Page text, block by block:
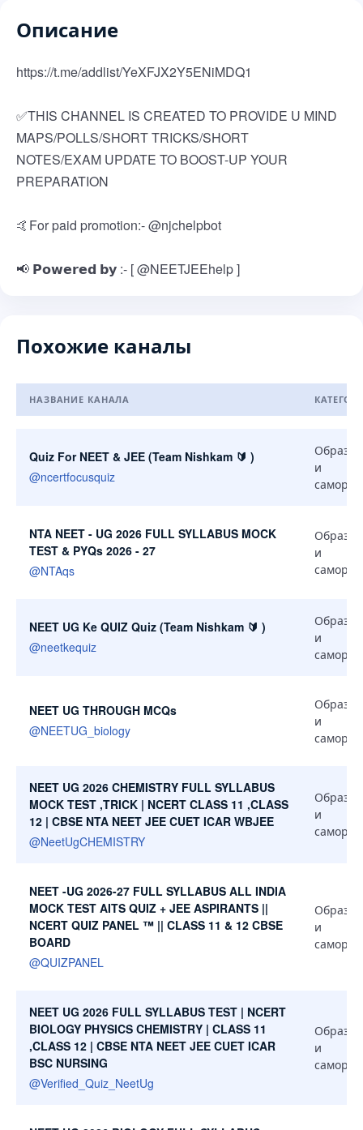
Описание
https://t.me/addlist/YeXFJX2Y5ENiMDQ1
✅THIS CHANNEL IS CREATED TO PROVIDE U MIND
MAPS/POLLS/SHORT TRICKS/SHORT
NOTES/EXAM UPDATE TO BOOST-UP YOUR
PREPARATION
🤙For paid promotion:- @njchelpbot
📢 𝗣𝗼𝘄𝗲𝗿𝗲𝗱 𝗯𝘆 :- [ @NEETJEEhelp ]
Похожие каналы
НАЗВАНИЕ КАНАЛА
Quiz For NEET & JEE (Team Nishkam 🔰 )
@ncertfocusquiz
и
NTA NEET - UG 2026 FULL SYLLABUS MOCK
TEST & PYQs 2026 - 27
@NTAqs
и
NEET UG Ke QUIZ Quiz (Team Nishkam 🔰 )
@neetkequiz
и
NEET UG THROUGH MCQs
@NEETUG_biology
и
NEET UG 2026 CHEMISTRY FULL SYLLABUS
MOCK TEST ,TRICK | NCERT CLASS 11 ,CLASS
12 | CBSE NTA NEET JEE CUET ICAR WBJEE
@NeetUgCHEMISTRY
и
NEET -UG 2026-27 FULL SYLLABUS ALL INDIA
MOCK TEST AITS QUIZ + JEE ASPIRANTS ||
NCERT QUIZ PANEL ™ || CLASS 11 & 12 CBSE
BOARD
@QUIZPANEL
и
NEET UG 2026 FULL SYLLABUS TEST | NCERT
BIOLOGY PHYSICS CHEMISTRY | CLASS 11
,CLASS 12 | CBSE NTA NEET JEE CUET ICAR
BSC NURSING
@Verified_Quiz_NeetUg
и